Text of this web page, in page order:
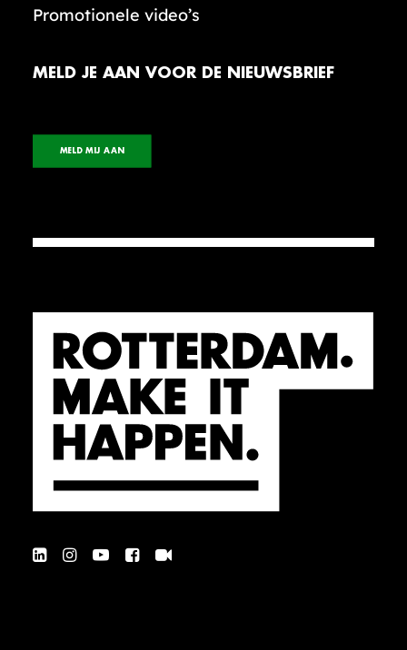
Promotionele video’s
MELD JE AAN VOOR DE NIEUWSBRIEF
MELD MIJ AAN